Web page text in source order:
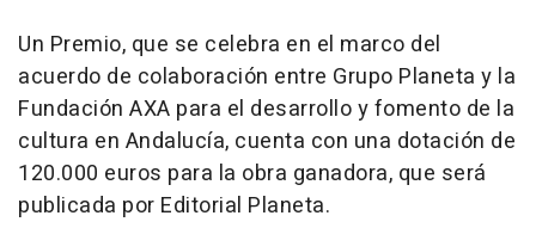
Un Premio, que se celebra en el marco del
acuerdo de colaboración entre Grupo Planeta y la
Fundación AXA para el desarrollo y fomento de la
cultura en Andalucía, cuenta con una dotación de
120.000 euros para la obra ganadora, que será
publicada por Editorial Planeta.